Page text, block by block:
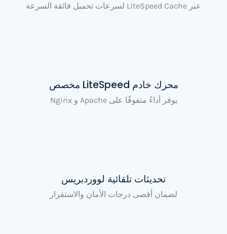
عبر LiteSpeed Cache لسرعات تحميل فائقة السرعة
محرك خادم LiteSpeed مخصص
يوفر أداءً متفوقًا على Apache و Nginx
تحديثات تلقائية لووردبريس
لضمان أقصى درجات الأمان والاستقرار